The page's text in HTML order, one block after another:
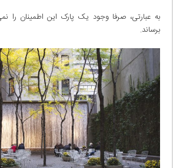
به عبارتی، صرفا وجود یک پارک این اطمینان را
برساند.